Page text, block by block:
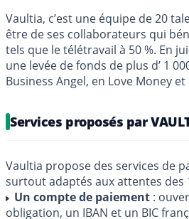
Vaultia, c’est une équipe de 20
être de ses collaborateurs qui
tels que le télétravail à 50 %. En
une levée de fonds de plus d’ 1
Business Angel, en Love Money
Services proposés par
Vaultia propose des services de
surtout adaptés aux attentes des
Un compte de paiement :
obligation, un IBAN et un BIC